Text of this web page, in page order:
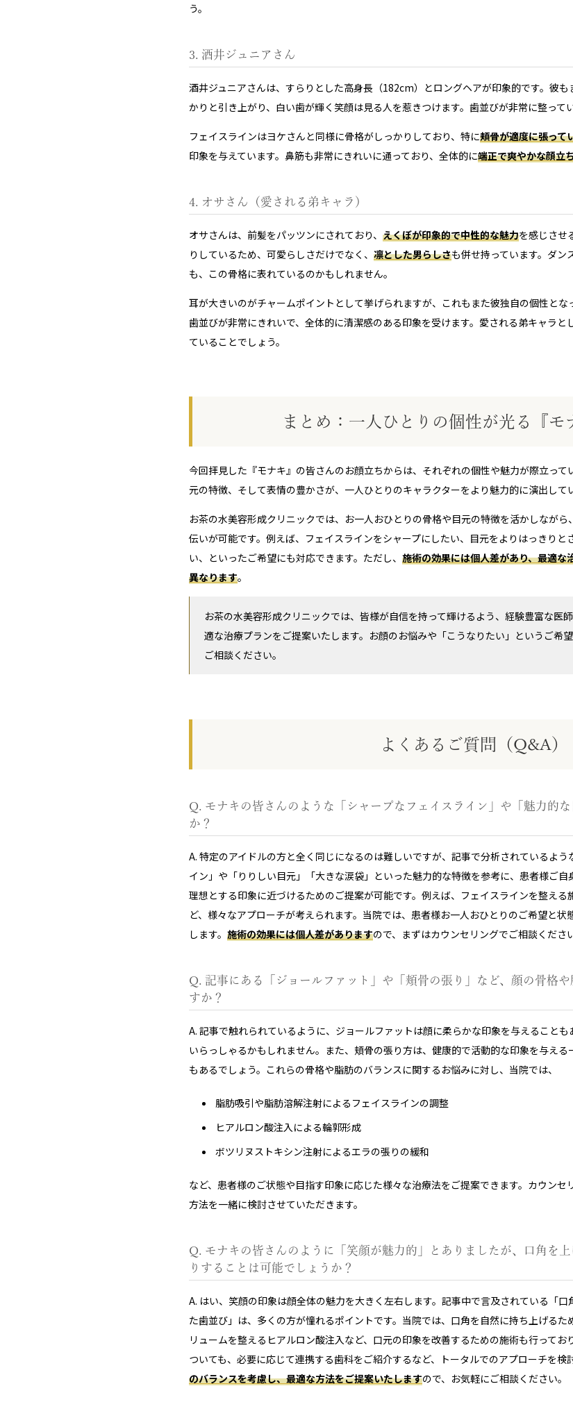
う。
3. 酒井ジュニアさん
酒井ジュニアさんは、すらりとした高身長（182cm）とロングヘアが印象的です。彼も
かりと引き上がり、白い歯が輝く笑顔は見る人を惹きつけます。歯並びが非常に整って
フェイスラインはヨケさんと同様に骨格がしっかりしており、特に頬骨が適度に張って
印象を与えています。鼻筋も非常にきれいに通っており、全体的に端正で爽やかな顔立
4. オサさん（愛される弟キャラ）
オサさんは、前髪をパッツンにされており、 えくぼが印象的で中性的な魅力を感じさせ
りしているため、可愛らしさだけでなく、 凛とした男らしさも併せ持っています。ダン
も、この骨格に表れているのかもしれません。
耳が大きいのがチャームポイントとして挙げられますが、これもまた彼独自の個性とな
歯並びが非常にきれいで、全体的に清潔感のある印象を受けます。愛される弟キャラと
ていることでしょう。
まとめ：一人ひとりの個性が光る『モ
今回拝見した『モナキ』の皆さんのお顔立ちからは、それぞれの個性や魅力が際立っ
元の特徴、そして表情の豊かさが、一人ひとりのキャラクターをより魅力的に演出して
お茶の水美容形成クリニックでは、お一人おひとりの骨格や目元の特徴を活かしなが
伝いが可能です。例えば、フェイスラインをシャープにしたい、目元をよりはっきり
い、といったご希望にも対応できます。ただし、 施術の効果には個人差があり、最適な
異なります。
お茶の水美容形成クリニックでは、皆様が自信を持って輝けるよう、経験豊富な医
適な治療プランをご提案いたします。お顔のお悩みや「こうなりたい」というご希
ご相談ください。
よくあるご質問（Q&A）
Q. モナキの皆さんのような「シャープなフェイスライン」や「魅力的
か？
A. 特定のアイドルの方と全く同じになるのは難しいですが、記事で分析されているよ
イン」や「りりしい目元」「大きな涙袋」といった魅力的な特徴を参考に、患者様ご自
理想とする印象に近づけるためのご提案が可能です。例えば、フェイスラインを整え
ど、様々なアプローチが考えられます。当院では、患者様お一人おひとりのご希望と
します。 施術の効果には個人差がありますので、まずはカウンセリングでご相談ください
Q. 記事にある「ジョールファット」や「頬骨の張り」など、顔の骨格
すか？
A. 記事で触れられているように、ジョールファットは顔に柔らかな印象を与えること
いらっしゃるかもしれません。また、頬骨の張り方は、健康的で活動的な印象を与え
もあるでしょう。これらの骨格や脂肪のバランスに関するお悩みに対し、当院では、
脂肪吸引や脂肪溶解注射によるフェイスラインの調整
ヒアルロン酸注入による輪郭形成
ボツリヌストキシン注射によるエラの張りの緩和
など、患者様のご状態や目指す印象に応じた様々な治療法をご提案できます。カウンセ
方法を一緒に検討させていただきます。
Q. モナキの皆さんのように「笑顔が魅力的」とありましたが、口角を
りすることは可能でしょうか？
A. はい、笑顔の印象は顔全体の魅力を大きく左右します。記事中で言及されている「
た歯並び」は、多くの方が憧れるポイントです。当院では、口角を自然に持ち上げる
リュームを整えるヒアルロン酸注入など、口元の印象を改善するための施術も行って
ついても、必要に応じて連携する歯科をご紹介するなど、トータルでのアプローチを検
のバランスを考慮し、最適な方法をご提案いたしますので、お気軽にご相談ください。